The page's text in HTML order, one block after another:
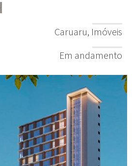
Caruaru, Imóveis
Em andamento